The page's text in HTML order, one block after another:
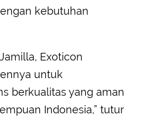
kebutuhan
Exoticon
untuk
berkualitas yang aman
Indonesia,” tutur